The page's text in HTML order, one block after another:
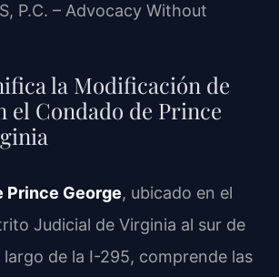
P.C. – Advocacy Without
la Modificación de
el Condado de Prince
Prince George, ubicado en el
Judicial de Virginia al sur de
de la I-295, comprende las